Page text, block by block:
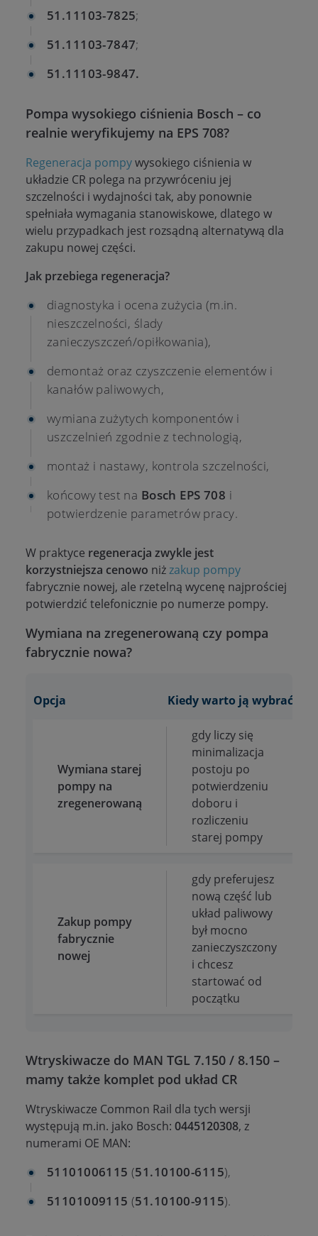
51.11103-7825;
51.11103-7847;
51.11103-9847.
Pompa wysokiego ciśnienia Bosch – co
realnie weryfikujemy na EPS 708?
Regeneracja pompywysokiego ciśnienia w
układzie CR polega na przywróceniu jej
szczelności i wydajności tak, aby ponownie
spełniała wymagania stanowiskowe, dlatego w
wielu przypadkach jest rozsądną alternatywą dla
zakupu nowej części.
Jak przebiega regeneracja?
diagnostyka i ocena zużycia (m.in.
nieszczelności, ślady
zanieczyszczeń/opiłkowania),
demontaż oraz czyszczenie elementów i
kanałów paliwowych,
wymiana zużytych komponentów i
uszczelnień zgodnie z technologią,
montaż i nastawy, kontrola szczelności,
końcowy test na Bosch EPS 708 i
potwierdzenie parametrów pracy.
W praktyce regeneracja zwykle jest
korzystniejsza cenowo niżzakup pompy
fabrycznie nowej, ale rzetelną wycenę najprościej
potwierdzić telefonicznie po numerze pompy.
Wymiana na zregenerowaną czy pompa
fabrycznie nowa?
Opcja Kiedy warto ją wybrać?
Wymiana starej
pompy na
zregenerowaną
gdy liczy się
minimalizacja
postoju po
potwierdzeniu
doboru i
rozliczeniu
starej pompy
Zakup pompy
fabrycznie
nowej
gdy preferujesz
nową część lub
układ paliwowy
był mocno
zanieczyszczony
i chcesz
startować od
początku
Wtryskiwacze do MAN TGL 7.150 / 8.150 –
mamy także komplet pod układ CR
Wtryskiwacze Common Rail dla tych wersji
występują m.in. jako Bosch: 0445120308, z
numerami OE MAN:
51101006115 (51.10100-6115),
51101009115 (51.10100-9115).